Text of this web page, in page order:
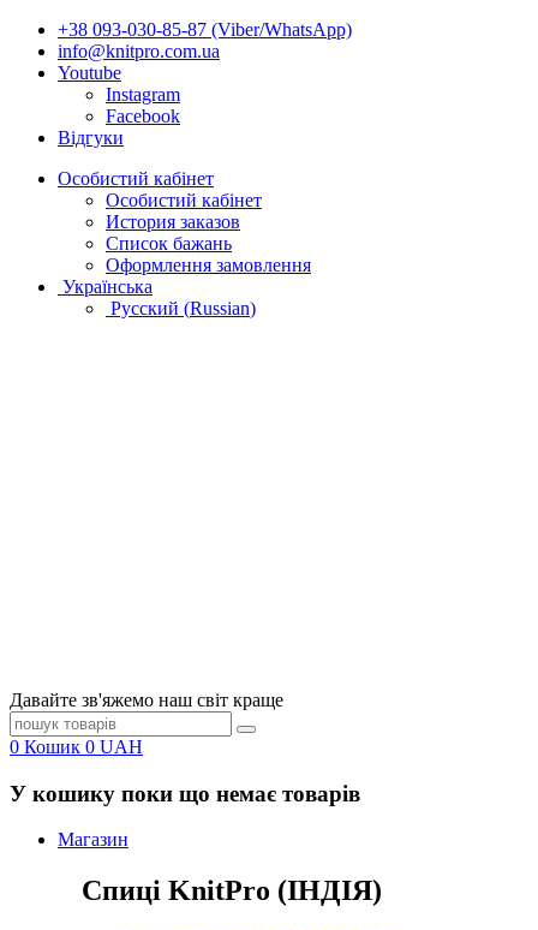
+38 093-030-85-87 (Viber/WhatsApp)
info@knitpro.com.ua
Youtube
Instagram
Facebook
Відгуки
Особистий кабінет
Особистий кабінет
История заказов
Список бажань
Оформлення замовлення
Українська
Русский (Russian)
Давайте зв'яжемо наш світ краще
0 Кошик 0 UAH
У кошику поки що немає товарів
Магазин
Спиці KnitPro (ІНДІЯ)